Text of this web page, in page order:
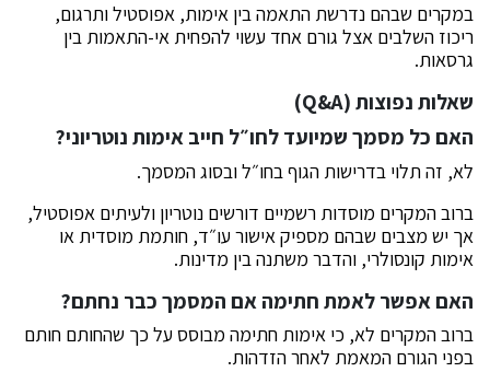
במקרים שבהם נדרשת התאמה בין אימות, אפוסטיל ותרגום,
ריכוז השלבים אצל גורם אחד עשוי להפחית אי-התאמות בין
גרסאות.
שאלות נפוצות (Q&A)
האם כל מסמך שמיועד לחו״ל חייב אימות נוטריוני?
לא, זה תלוי בדרישות הגוף בחו״ל ובסוג המסמך.
ברוב המקרים מוסדות רשמיים דורשים נוטריון ולעיתים אפוסטיל,
אך יש מצבים שבהם מספיק אישור עו״ד, חותמת מוסדית או
אימות קונסולרי, והדבר משתנה בין מדינות.
האם אפשר לאמת חתימה אם המסמך כבר נחתם?
ברוב המקרים לא, כי אימות חתימה מבוסס על כך שהחותם חותם
בפני הגורם המאמת לאחר הזדהות.